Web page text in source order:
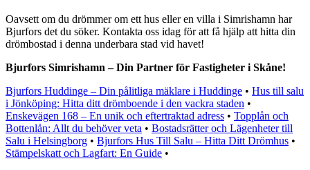
Oavsett om du drömmer om ett hus eller en villa i Simrishamn har
Bjurfors det du söker. Kontakta oss idag för att få hjälp att hitta din
drömbostad i denna underbara stad vid havet!
Bjurfors Simrishamn – Din Partner för Fastigheter i Skåne!
Bjurfors Huddinge – Din pålitliga mäklare i Huddinge • Hus till salu
i Jönköping: Hitta ditt drömboende i den vackra staden •
Enskevägen 168 – En unik och eftertraktad adress • Topplån och
Bottenlån: Allt du behöver veta • Bostadsrätter och Lägenheter till
Salu i Helsingborg • Bjurfors Hus Till Salu – Hitta Ditt Drömhus •
Stämpelskatt och Lagfart: En Guide •